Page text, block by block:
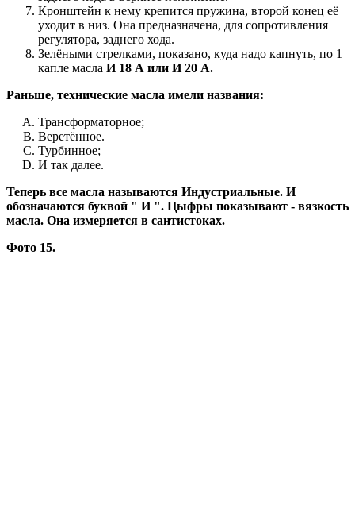
Кронштейн к нему крепится пружина, второй конец её
уходит в низ. Она предназначена, для сопротивления
регулятора, заднего хода.
Зелёными стрелками, показано, куда надо капнуть, по 1
капле масла И 18 А или И 20 А.
Раньше, технические масла имели названия:
Трансформаторное;
Веретённое.
Турбинное;
И так далее.
Теперь все масла называются Индустриальные. И
обозначаются буквой " И ". Цыфры показывают - вязкость
масла. Она измеряется в сантистоках.
Фото 15.